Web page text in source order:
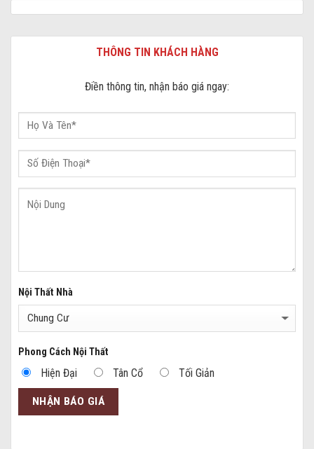
THÔNG TIN KHÁCH HÀNG
Điền thông tin, nhận báo giá ngay:
Nội Thất Nhà
Phong Cách Nội Thất
Hiện Đại Tân Cổ Tối Giản